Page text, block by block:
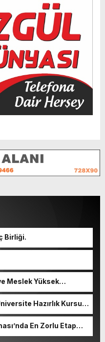
Birliği.
Meslek Yüksek
Hazırlık Kursu
En Zorlu Etap